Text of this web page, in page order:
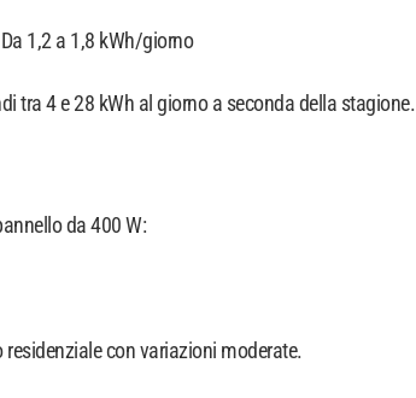
Da 1,2 a 1,8 kWh/giorno
tra 4 e 28 kWh al giorno a seconda della stagione.
da 400 W:
con variazioni moderate.